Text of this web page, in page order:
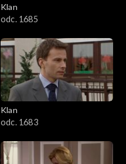
Klan
odc. 1685
Klan
odc. 1683